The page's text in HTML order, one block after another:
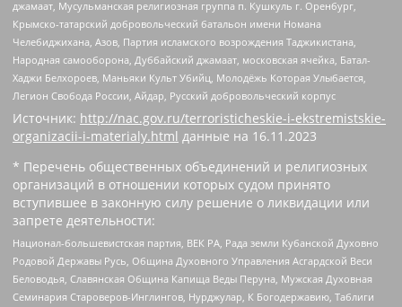
джамаат, Мусульманская религиозная группа п. Кушкуль г. Оренбург,
Крымско-татарский добровольческий батальон имени Номана
Челебиджихана, Азов, Партия исламского возрождения Таджикистана,
Народная самооборона, Дуббайский джамаат, московская ячейка, Батал-
Хаджи Белхороев, Маньяки Культ Убийц, Молодёжь Которая Улыбается,
Легион Свобода России, Айдар, Русский добровольческий корпус
Источник: http://nac.gov.ru/terroristicheskie-i-ekstremistskie-
organizacii-i-materialy.html данные на 16.11.2023
* Перечень общественных объединений и религиозных
организаций в отношении которых судом принято
вступившее в законную силу решение о ликвидации или
запрете деятельности:
Национал-большевистская партия, ВЕК РА, Рада земли Кубанской Духовно
Родовой Державы Русь, Община Духовного Управления Асгардской Веси
Беловодья, Славянская Община Капища Веды Перуна, Мужская Духовная
Семинария Староверов-Инглингов, Нурджулар, К Богодержавию, Таблиги